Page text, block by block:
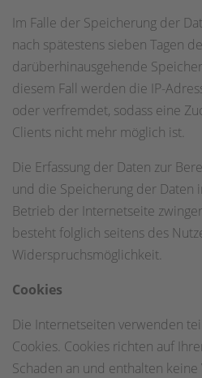
Im Falle der Speicherung der
nach spätestens sieben Tagen
darüberhinausgehende
diesem Fall werden die IP-
oder verfremdet, sodass eine
Clients nicht mehr möglich ist.
Die Erfassung der Daten zur
und die Speicherung der Daten
Betrieb der Internetseite
besteht folglich seitens des
Widerspruchsmöglichkeit.
Cookies
Die Internetseiten verwenden
Cookies. Cookies richten auf
Schaden an und enthalten keine